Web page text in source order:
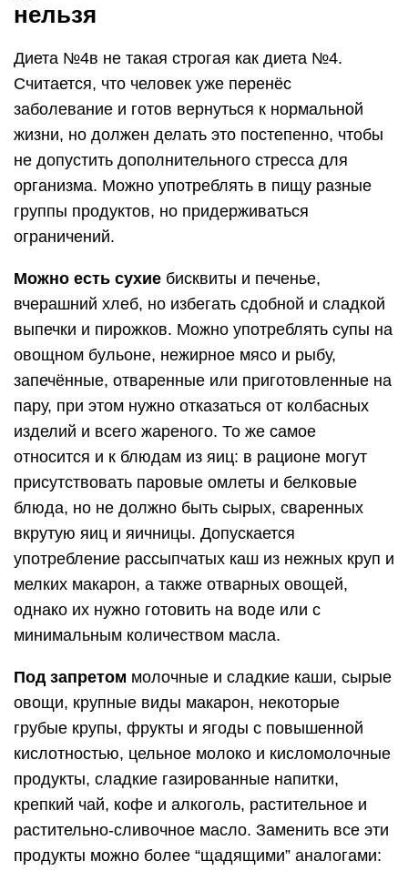
нельзя
Диета №4в не такая строгая как диета №4.
Считается, что человек уже перенёс
заболевание и готов вернуться к нормальной
жизни, но должен делать это постепенно, чтобы
не допустить дополнительного стресса для
организма. Можно употреблять в пищу разные
группы продуктов, но придерживаться
ограничений.
Можно есть сухие бисквиты и печенье,
вчерашний хлеб, но избегать сдобной и сладкой
выпечки и пирожков. Можно употреблять супы на
овощном бульоне, нежирное мясо и рыбу,
запечённые, отваренные или приготовленные на
пару, при этом нужно отказаться от колбасных
изделий и всего жареного. То же самое
относится и к блюдам из яиц: в рационе могут
присутствовать паровые омлеты и белковые
блюда, но не должно быть сырых, сваренных
вкрутую яиц и яичницы. Допускается
употребление рассыпчатых каш из нежных круп и
мелких макарон, а также отварных овощей,
однако их нужно готовить на воде или с
минимальным количеством масла.
Под запретом молочные и сладкие каши, сырые
овощи, крупные виды макарон, некоторые
грубые крупы, фрукты и ягоды с повышенной
кислотностью, цельное молоко и кисломолочные
продукты, сладкие газированные напитки,
крепкий чай, кофе и алкоголь, растительное и
растительно-сливочное масло. Заменить все эти
продукты можно более “щадящими” аналогами: